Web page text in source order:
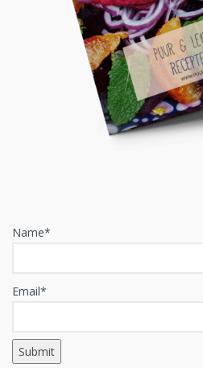
Name*
Email*